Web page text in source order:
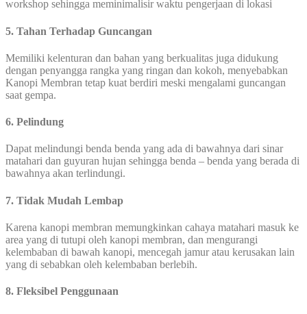
workshop sehingga meminimalisir waktu pengerjaan di lokasi
5. Tahan Terhadap Guncangan
Memiliki kelenturan dan bahan yang berkualitas juga didukung
dengan penyangga rangka yang ringan dan kokoh, menyebabkan
Kanopi Membran tetap kuat berdiri meski mengalami guncangan
saat gempa.
6. Pelindung
Dapat melindungi benda benda yang ada di bawahnya dari sinar
matahari dan guyuran hujan sehingga benda – benda yang berada di
bawahnya akan terlindungi.
7. Tidak Mudah Lembap
Karena kanopi membran memungkinkan cahaya matahari masuk ke
area yang di tutupi oleh kanopi membran, dan mengurangi
kelembaban di bawah kanopi, mencegah jamur atau kerusakan lain
yang di sebabkan oleh kelembaban berlebih.
8. Fleksibel Penggunaan